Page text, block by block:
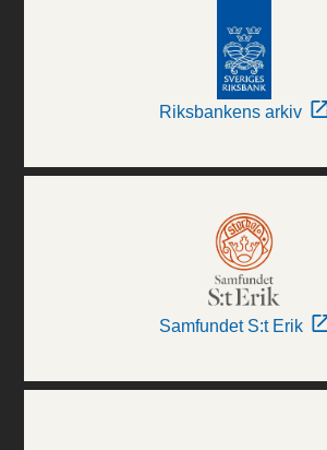
Riksbankens arkiv
Samfundet S:t Erik